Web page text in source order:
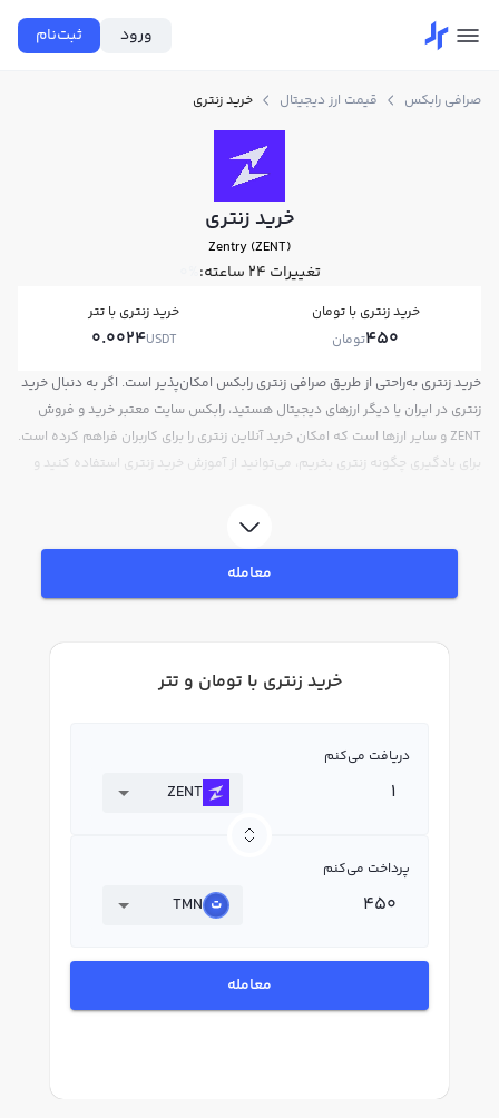
ورود ثبت‌نام
صرافی رابکس قیمت ارز دیجیتال خرید زنتری
خرید زنتری
Zentry (ZENT)
تغییرات ۲۴ ساعته: 0%
خرید زنتری با تومان
450تومان
خرید زنتری با تتر
0.0024USDT
خرید زنتری به‌راحتی از طریق صرافی زنتری رابکس امکان‌پذیر است. اگر به دنبال خرید
زنتری در ایران یا دیگر ارزهای دیجیتال هستید، رابکس سایت معتبر خرید و فروش
ZENT و سایر ارزها است که امکان خرید آنلاین زنتری را برای کاربران فراهم کرده است.
برای یادگیری چگونه زنتری بخریم، می‌توانید از آموزش خرید زنتری استفاده کنید و
قیمت لحظه‌ای، نمودار و امکانات فروش زنتری نیز در دسترس شما قرار دارد تا بتوانید
تصمیمات بهتری در معاملات خود بگیرید.
معامله
خرید زنتری با تومان و تتر
دریافت می‌کنم
ZENT
پرداخت می‌کنم
TMN
معامله